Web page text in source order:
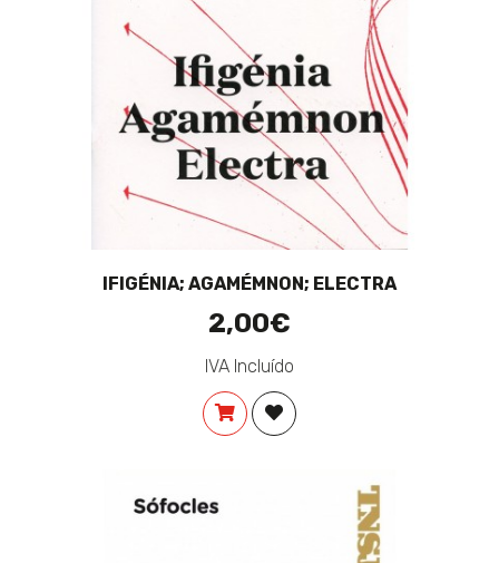
IFIGÉNIA; AGAMÉMNON; ELECTRA
2,00€
IVA Incluído
COMPRARADICIONAR À LISTA DE